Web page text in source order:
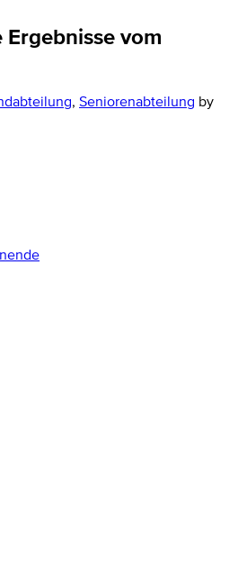
vom
, Seniorenabteilung by